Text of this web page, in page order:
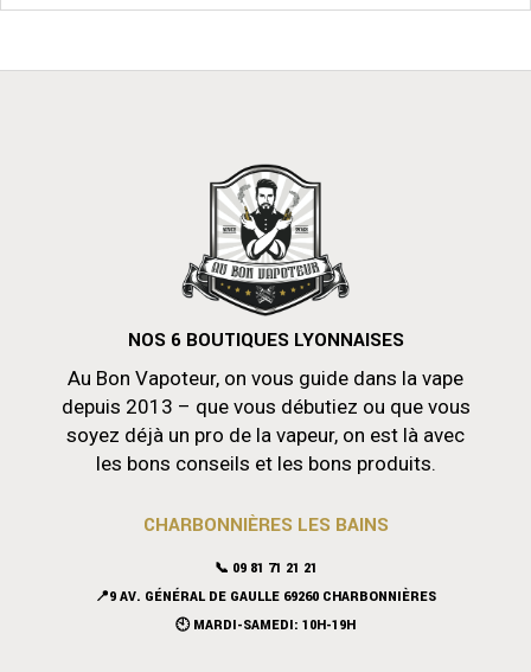
NOS 6 BOUTIQUES LYONNAISES
Au Bon Vapoteur, on vous guide dans la vape
depuis 2013 – que vous débutiez ou que vous
soyez déjà un pro de la vapeur, on est là avec
les bons conseils et les bons produits.
CHARBONNIÈRES LES BAINS
📞 09 81 71 21 21
📍9 AV. GÉNÉRAL DE GAULLE 69260 CHARBONNIÈRES
🕙 MARDI-SAMEDI: 10H-19H